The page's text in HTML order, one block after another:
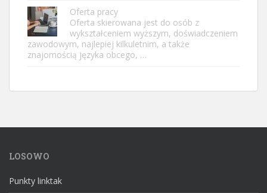
Oferta pracy
Oferta skierowana jest do osób z
wykształceniem wyższym, doświadczeniem
zawodowym, najlepiej kilkuletnim, a także
znajomością języka obcego, …
LOSOWO
Punkty linktak